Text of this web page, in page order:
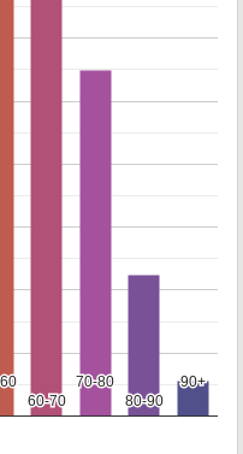
60-70
60-70
70-80
70-80
80-90
80-90
90+
90+